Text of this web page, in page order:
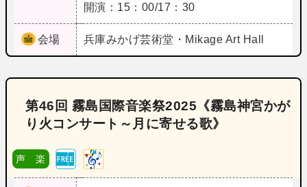
開演：15：00/17：30
会場 兵庫みかげ芸術堂・Mikage Art Hall
第46回 霧島国際音楽祭2025《霧島神宮かが
り火コンサート～月に寄せる歌》
声 楽